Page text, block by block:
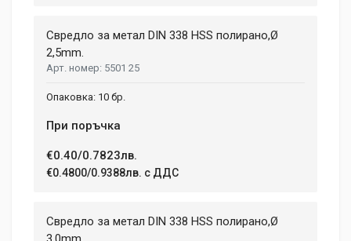
CHARGE TIME
Dimensions
207 mm
Aenean non lorem nisl. Duis tempor sollicitudin orci, eget
tincidunt ex semper sit amet. Nullam neque justo, sodales
congue feugiat ac, facilisis a augue. Donec tempor sapien et
mollis, volutpat tellus vitae, accumsan ligula.
Helena Garcia
2 January, 2018
hendrerit eros laoreet suscipit ultrices.
Свредло за метал DIN 338 HSS полирано,Ø
2,5mm.
5501 25
10 бр.
При поръчка
€0.40/0.7823лв.
€0.4800/0.9388лв. с ДДС
Свредло за метал DIN 338 HSS полирано,Ø